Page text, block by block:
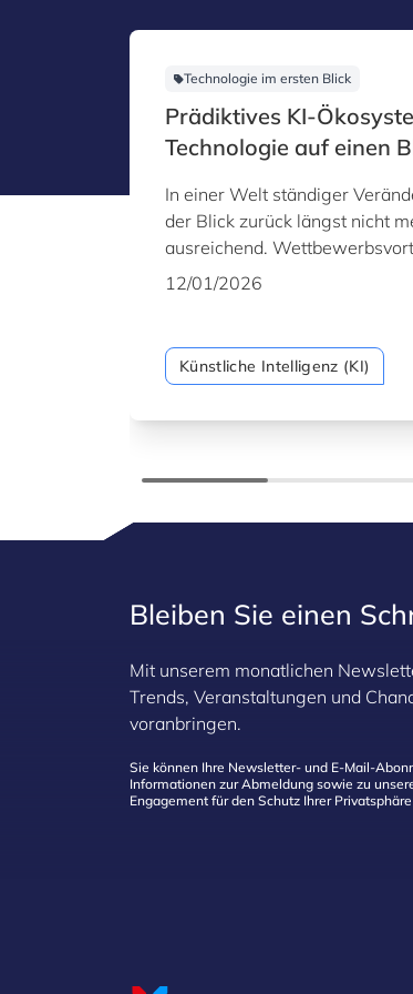
Technologie im ersten Blick
Prädiktives KI-
Technologie auf einen
In einer Welt ständiger
der Blick zurück längst nicht
ausreichend.
entstehen heute durch das
ausgereifte, robuste
Organisationen den Übergang
analysieren, sondern auf
12/01/2026
Künstliche Intelligenz (KI)
Bleiben Sie einen
Mit unserem monatlichen
Trends, Veranstaltungen und
voranbringen.
Sie können Ihre Newsletter- und E-Mail-
Informationen zur Abmeldung sowie zu
Engagement für den Schutz Ihrer